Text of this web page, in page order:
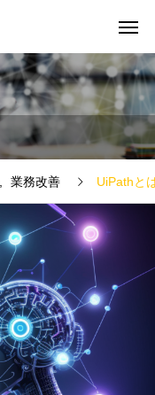
業務改善 UiPathと